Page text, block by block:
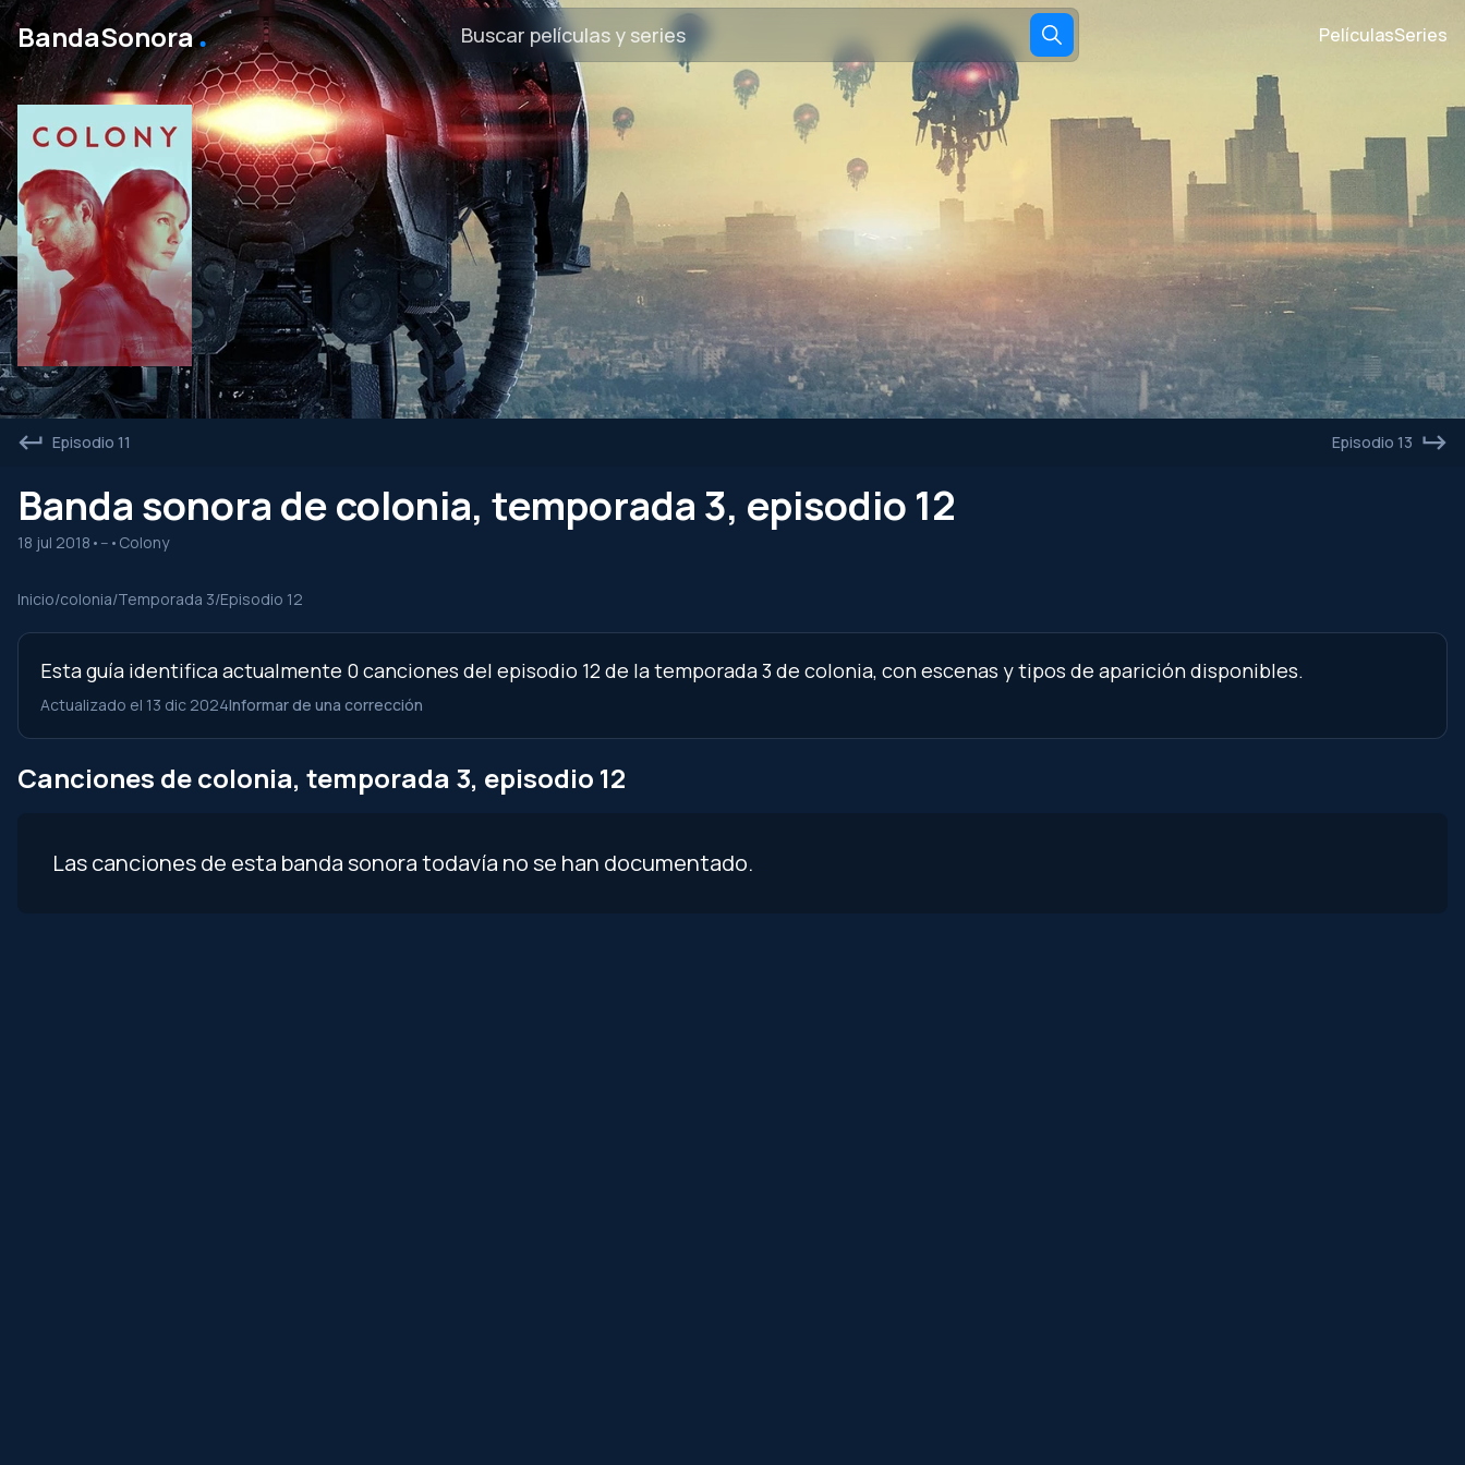
BandaSonora․ PelículasSeries
Episodio 11 Episodio 13
Banda sonora de colonia, temporada 3, episodio 12
18 jul 2018 • -- • Colony
Inicio/colonia/Temporada 3/Episodio 12
Esta guía identifica actualmente 0 canciones del episodio 12 de la temporada 3 de colonia, con escenas y tipos de aparición disponibles.
Actualizado el 13 dic 2024Informar de una corrección
Canciones de colonia, temporada 3, episodio 12
Las canciones de esta banda sonora todavía no se han documentado.